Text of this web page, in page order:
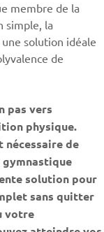
membre de la
simple, la
solution idéale
de
pas vers
physique.
de
gymnastique
solution pour
sans quitter
votre